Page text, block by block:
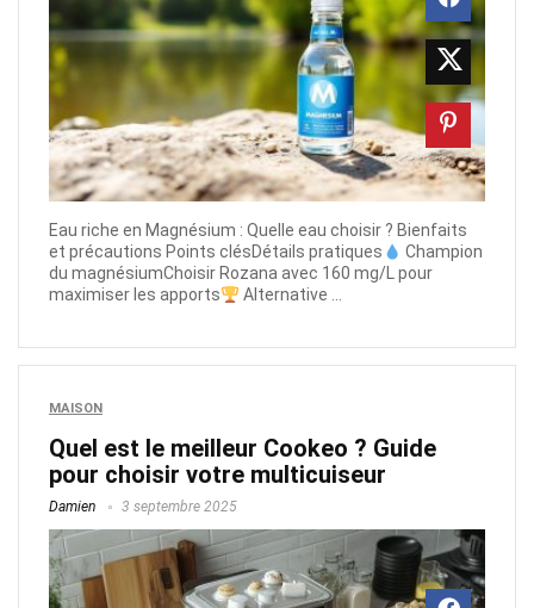
Eau riche en Magnésium : Quelle eau choisir ? Bienfaits
et précautions Points clésDétails pratiques
Champion
du magnésiumChoisir Rozana avec 160 mg/L pour
maximiser les apports
Alternative ...
MAISON
Quel est le meilleur Cookeo ? Guide
pour choisir votre multicuiseur
Damien 3 septembre 2025